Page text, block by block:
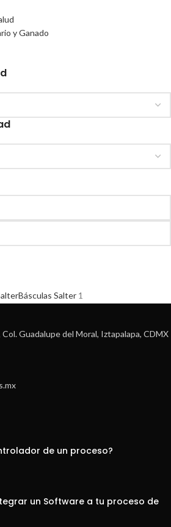
y Ganado
Básculas Salter 1
Col. Guadalupe del Moral, Iztapalapa, CDMX
de un proceso?
un Software a tu proceso de